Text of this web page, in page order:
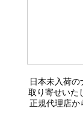
日本未入荷
取り寄せいた
正規代理店か